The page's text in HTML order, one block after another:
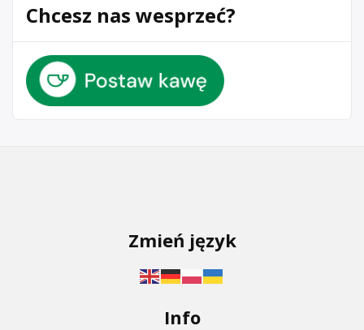
Chcesz nas wesprzeć?
Zmień język
Info